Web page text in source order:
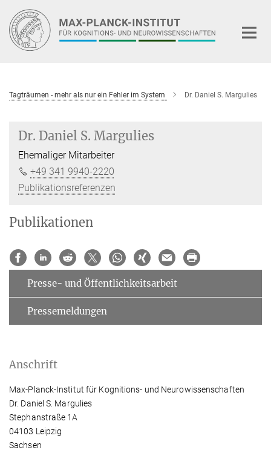
Hauptinhalt
Tagträumen - mehr als nur ein Fehler im System Dr. Daniel S. Margulies
Dr. Daniel S. Margulies
Ehemaliger Mitarbeiter
+49 341 9940-2220
Publikationsreferenzen
Publikationen
Presse- und Öffentlichkeitsarbeit
Pressemeldungen
Anschrift
Max-Planck-Institut für Kognitions- und Neurowissenschaften
Dr. Daniel S. Margulies
Stephanstraße 1A
04103 Leipzig
Sachsen